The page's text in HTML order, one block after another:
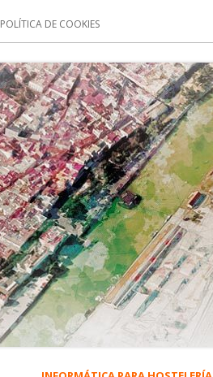
POLÍTICA DE COOKIES